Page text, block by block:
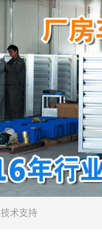
技术支持